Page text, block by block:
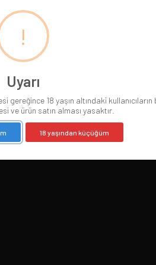
!
Uyarı
gereğince 18 yaşın altındaki kullanıcıların
ve ürün satın alması yasaktır.
18 yaşından küçüğüm